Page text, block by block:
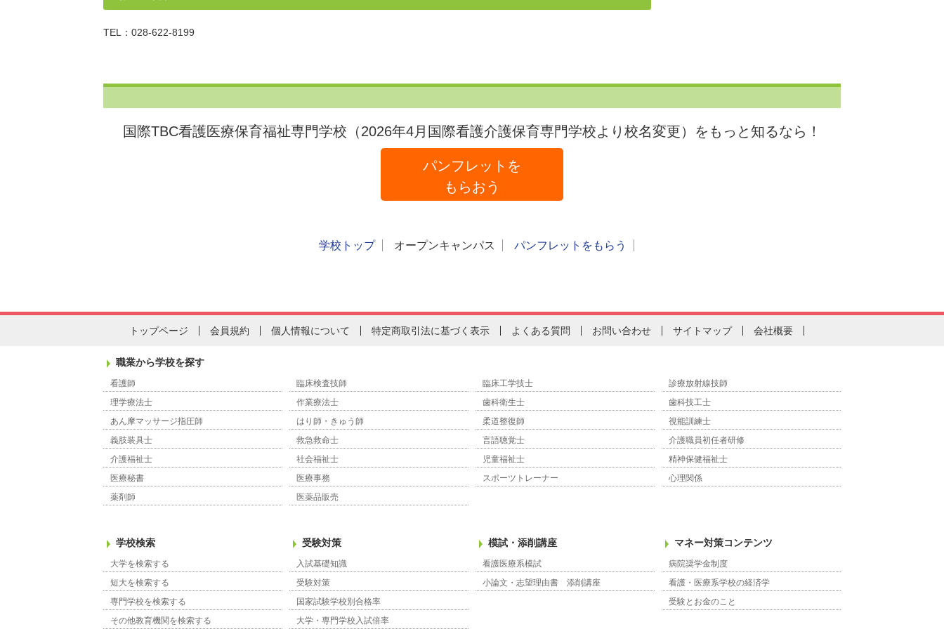
TEL：028-622-8199
国際TBC看護医療保育福祉専門学校（2026年4月国際看護介護保育専門学校より校名変更）をもっと知るなら！
パンフレットを
もらおう
学校トップ オープンキャンパス パンフレットをもらう
トップページ 会員規約 個人情報について 特定商取引法に基づく表示 よくある質問 お問い合わせ サイトマップ 会社概要
職業から学校を探す
看護師 臨床検査技師 臨床工学技士
診療放射線技師
理学療法士
作業療法士 歯科衛生士
歯科技工士
あん摩マッサージ指圧師
はり師・きゅう師 柔道整復師
視能訓練士
義肢装具士
救急救命士 言語聴覚士
介護職員初任者研修
介護福祉士
社会福祉士 児童福祉士
精神保健福祉士
医療秘書
医療事務 スポーツトレーナー
心理関係
薬剤師
医薬品販売
学校検索
大学を検索する
短大を検索する
専門学校を検索する
その他教育機関を検索する
受験対策
入試基礎知識
受験対策
国家試験学校別合格率
大学・専門学校入試倍率
模試・添削講座
看護医療系模試
小論文・志望理由書 添削講座
マネー対策コンテンツ
病院奨学金制度
看護・医療系学校の経済学
受験とお金のこと